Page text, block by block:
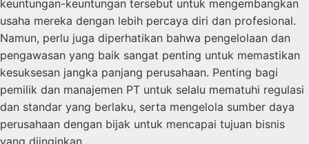
keuntungan-keuntungan tersebut untuk mengembangkan
usaha mereka dengan lebih percaya diri dan profesional.
Namun, perlu juga diperhatikan bahwa pengelolaan dan
pengawasan yang baik sangat penting untuk memastikan
kesuksesan jangka panjang perusahaan. Penting bagi
pemilik dan manajemen PT untuk selalu mematuhi regulasi
dan standar yang berlaku, serta mengelola sumber daya
perusahaan dengan bijak untuk mencapai tujuan bisnis